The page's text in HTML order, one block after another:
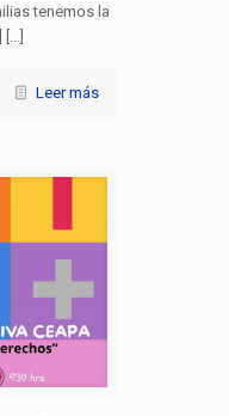
tenemos la
Leer más